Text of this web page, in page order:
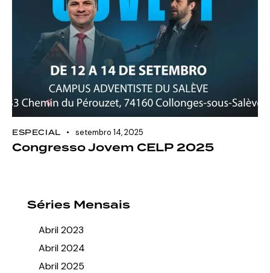
ESPECIAL setembro 14, 2025
Congresso Jovem CELP 2025
Séries Mensais
Abril 2023
Abril 2024
Abril 2025